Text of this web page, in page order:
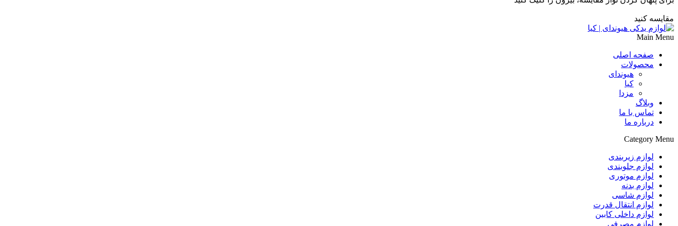
مقایسه کنید
Main Menu
صفحه اصلی
محصولات
هیوندای
کیا
مزدا
وبلاگ
تماس با ما
درباره ما
Category Menu
لوازم زیربندی
لوازم جلوبندی
لوازم موتوری
لوازم بدنه
لوازم شاسی
لوازم انتقال قدرت
لوازم داخلی کابین
لوازم مصرفی